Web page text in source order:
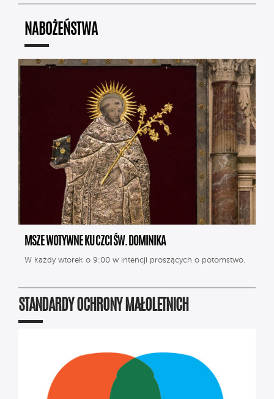
NABOŻEŃSTWA
MSZE WOTYWNE KU CZCI ŚW. DOMINIKA
W każdy wtorek o 9:00 w intencji proszących o potomstwo.
STANDARDY OCHRONY MAŁOLETNICH